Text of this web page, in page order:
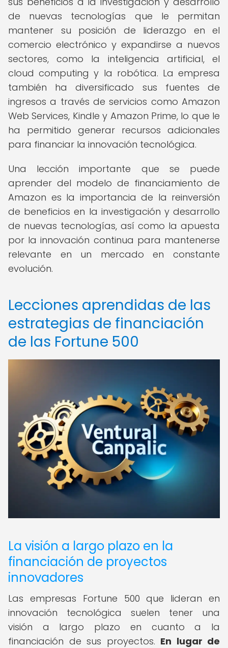
de nuevas tecnologías que le permitan
mantener su posición de liderazgo en el
comercio electrónico y expandirse a nuevos
sectores, como la inteligencia artificial, el
cloud computing y la robótica. La empresa
también ha diversificado sus fuentes de
ingresos a través de servicios como Amazon
Web Services, Kindle y Amazon Prime, lo que le
ha permitido generar recursos adicionales
para financiar la innovación tecnológica.
Una lección importante que se puede
aprender del modelo de financiamiento de
Amazon es la importancia de la reinversión
de beneficios en la investigación y desarrollo
de nuevas tecnologías, así como la apuesta
por la innovación continua para mantenerse
relevante en un mercado en constante
evolución.
Lecciones aprendidas de las
estrategias de financiación
de las Fortune 500
La visión a largo plazo en la
financiación de proyectos
innovadores
Las empresas Fortune 500 que lideran en
innovación tecnológica suelen tener una
visión a largo plazo en cuanto a la
financiación de sus proyectos. En lugar de